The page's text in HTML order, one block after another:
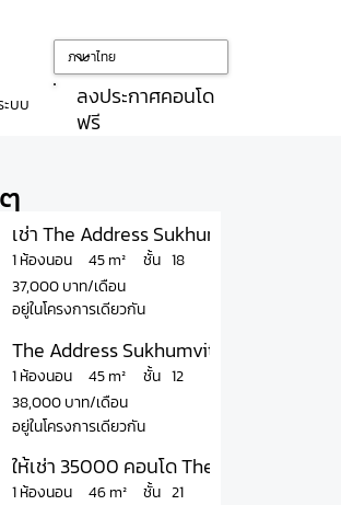
ะบบ
ลงประกาศคอนโด
ฟรี
เช่า The Address Sukhumvit 28 คอนโ
1 ห้องนอน
37,000 บาท/เดือน
ชั้น
45 m² 18
อยู่ในโครงการเดียวกัน
The Address Sukhumvit 28 -7960
1 ห้องนอน
38,000 บาท/เดือน
ชั้น
45 m² 12
อยู่ในโครงการเดียวกัน
ให้เช่า 35000 คอนโด The Address สุขุ
1 ห้องนอน
ชั้น
46 m² 21